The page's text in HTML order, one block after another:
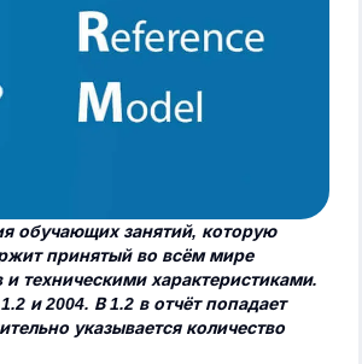
обучающих занятий, которую
принятый во всём мире
техническими характеристиками.
и 2004. В 1.2 в отчёт попадает
указывается количество